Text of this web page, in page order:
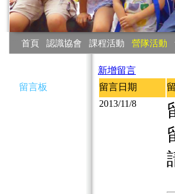
首頁 認識協會 課程活動 營隊活動
留言板
新增留言
留言日期
2013/11/8